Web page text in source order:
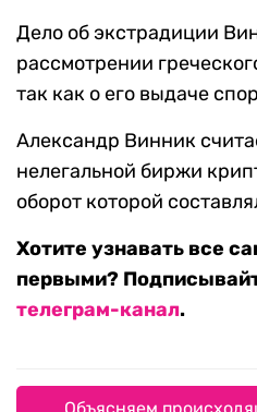
Дело об экстрадиции
рассмотрении
так как о его выдаче
Александр Винник
нелегальной биржи
оборот которой
Хотите узнавать все
первыми?
телеграм-канал.